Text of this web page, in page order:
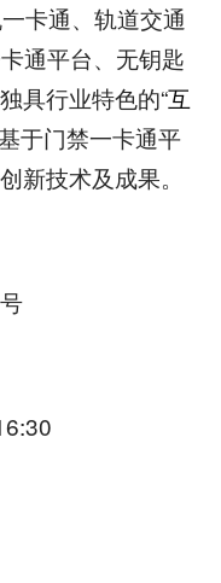
卡通、轨道交通
通平台、无钥匙
具行业特色的“互
于门禁一卡通平
新技术及成果。